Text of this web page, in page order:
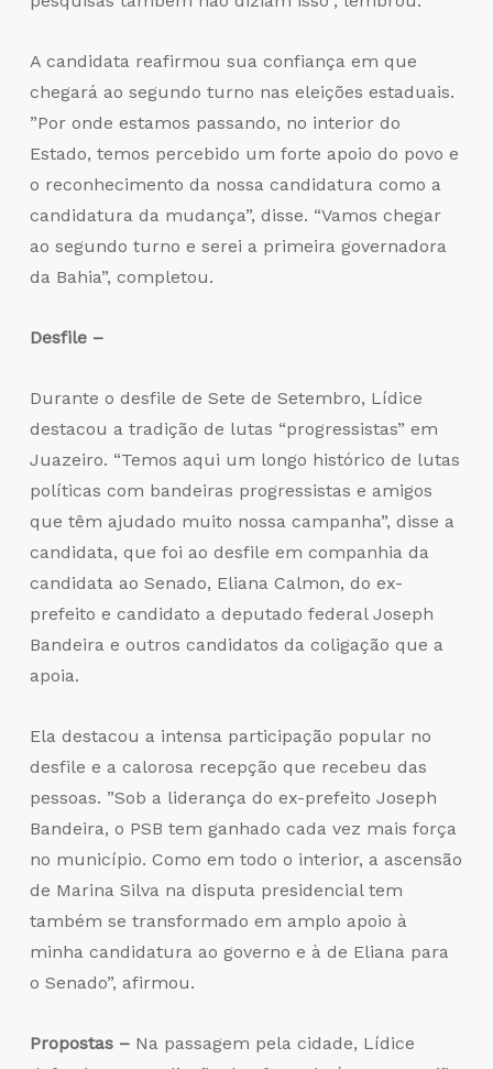
A candidata reafirmou sua confiança em que
chegará ao segundo turno nas eleições estaduais.
”Por onde estamos passando, no interior do
Estado, temos percebido um forte apoio do povo e
o reconhecimento da nossa candidatura como a
candidatura da mudança”, disse. “Vamos chegar
ao segundo turno e serei a primeira governadora
da Bahia”, completou.
Desfile –
Durante o desfile de Sete de Setembro, Lídice
destacou a tradição de lutas “progressistas” em
Juazeiro. “Temos aqui um longo histórico de lutas
políticas com bandeiras progressistas e amigos
que têm ajudado muito nossa campanha”, disse a
candidata, que foi ao desfile em companhia da
candidata ao Senado, Eliana Calmon, do ex-
prefeito e candidato a deputado federal Joseph
Bandeira e outros candidatos da coligação que a
apoia.
Ela destacou a intensa participação popular no
desfile e a calorosa recepção que recebeu das
pessoas. ”Sob a liderança do ex-prefeito Joseph
Bandeira, o PSB tem ganhado cada vez mais força
no município. Como em todo o interior, a ascensão
de Marina Silva na disputa presidencial tem
também se transformado em amplo apoio à
minha candidatura ao governo e à de Eliana para
o Senado”, afirmou.
Propostas –Na passagem pela cidade, Lídice